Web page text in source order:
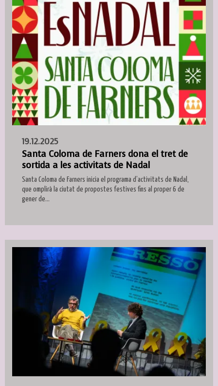
19.12.2025
Santa Coloma de Farners dona el tret de
sortida a les activitats de Nadal
Santa Coloma de Farners inicia el programa d’activitats de Nadal,
que omplirà la ciutat de propostes festives fins al proper 6 de
gener de...